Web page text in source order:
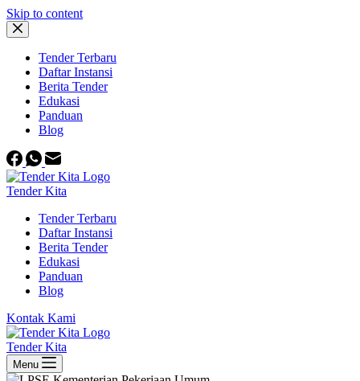
Skip to content
Tender Terbaru
Daftar Instansi
Berita Tender
Edukasi
Panduan
Blog
Tender Kita
Tender Terbaru
Daftar Instansi
Berita Tender
Edukasi
Panduan
Blog
Kontak Kami
Tender Kita
Menu